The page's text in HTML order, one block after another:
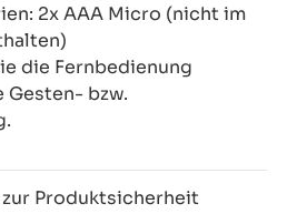
2x AAA Micro (nicht im
die Fernbedienung
bzw.
Produktsicherheit